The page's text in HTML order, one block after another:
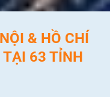
& HỒ CHÍ
63 TỈNH